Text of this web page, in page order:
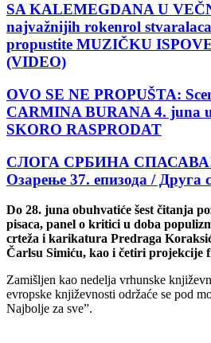
SA KALEMEGDANA U
najvažnijih rokenrol
propustite MUZIČKU
(VIDEO)
OVO SE NE PROPUŠTA:
CARMINA BURANA 4. juna
SKORO RASPRODAT
СЛОГА СРБИНА СПАСАВА!
Oзарење 37. епизода / Друга
Do 28. juna obuhvatiće šest čitanja
pisaca, panel o kritici u doba
crteža i karikatura Predraga
Čarlsu Simiću, kao i četiri projekcije
Zamišljen kao nedelja vrhunske
evropske književnosti održaće se pod
Najbolje za sve”.